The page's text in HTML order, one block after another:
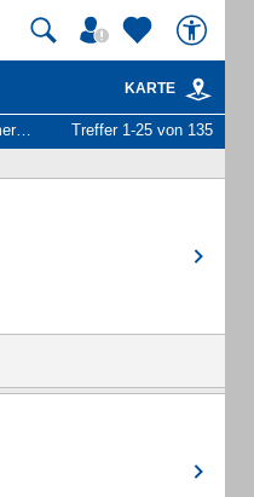
KARTE
Treffer 1-25 von 135